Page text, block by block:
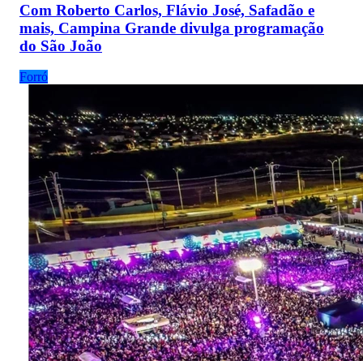
Com Roberto Carlos, Flávio José, Safadão e
mais, Campina Grande divulga programação
do São João
Forró